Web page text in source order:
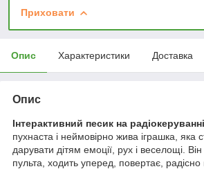
Приховати
Опис Характеристики Доставка
Опис
Інтерактивний песик на радіокеруванні
пухнаста і неймовірно жива іграшка, яка
дарувати дітям емоції, рух і веселощі.
пульта, ходить уперед, повертає, радісно